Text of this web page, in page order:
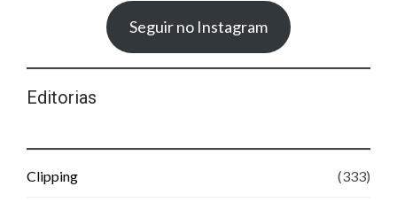
Seguir no Instagram
Editorias
Clipping (333)